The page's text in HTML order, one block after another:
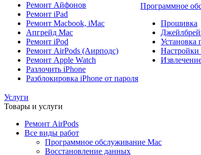
Ремонт Айфонов
Ремонт iPad
Ремонт Macbook, iMac
Апгрейд Mac
Ремонт iPod
Ремонт AirPods (Аирподс)
Ремонт Apple Watch
Разлочить iPhone
Разблокировка iPhone от пароля
Программное
Прошивка
Установка
Настройки
Услуги
Товары и услуги
Ремонт AirPods
Все виды работ
Программное обслуживание Mac
Восстановление данных